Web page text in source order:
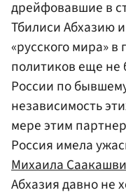
дрейфовавшие в
Тбилиси Абхазию
«русского мира» в
политиков еще не
России по
независимость
мере этим
Россия имела
Михаила
Абхазия давно не